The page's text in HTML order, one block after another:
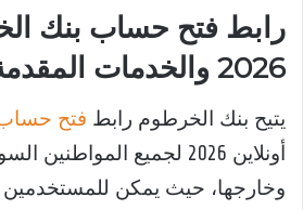
رابط فتح حساب بنك
2026 والخدمات المقدمة
يتيح بنك الخرطوم رابط فتح
أونلاين 2026 لجميع
وخارجها، حيث يمكن للمستخدمين